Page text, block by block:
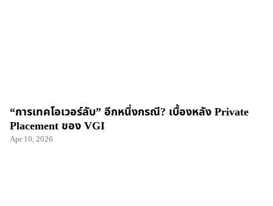
“การเทคโอเวอร์ลับ” อีกหนึ่งกรณี? เบื้องหลัง Private
Placement ของ VGI
Apr 10, 2026